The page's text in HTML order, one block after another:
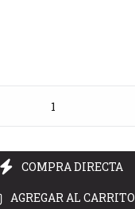
COMPRA DIRECTA
AGREGAR AL CARRITO
€14 €26